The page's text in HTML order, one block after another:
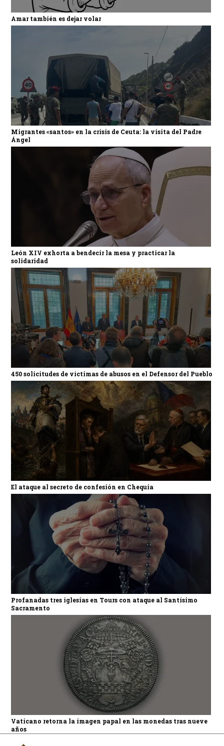
Amar también es dejar volar
Migrantes «santos» en la crisis de Ceuta: la visita del Padre
Ángel
León XIV exhorta a bendecir la mesa y practicar la
solidaridad
450 solicitudes de víctimas de abusos en el Defensor del Pueblo
El ataque al secreto de confesión en Chequia
Profanadas tres iglesias en Tours con ataque al Santísimo
Sacramento
Vaticano retorna la imagen papal en las monedas tras nueve
años